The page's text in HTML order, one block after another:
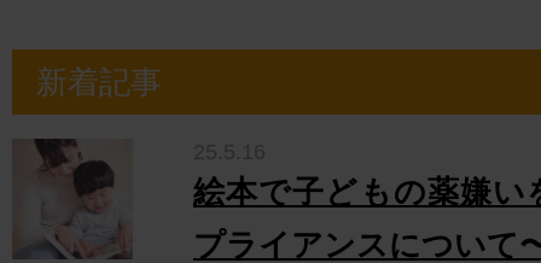
新着記事
絵本で子どもの薬嫌い
プライアンスについて